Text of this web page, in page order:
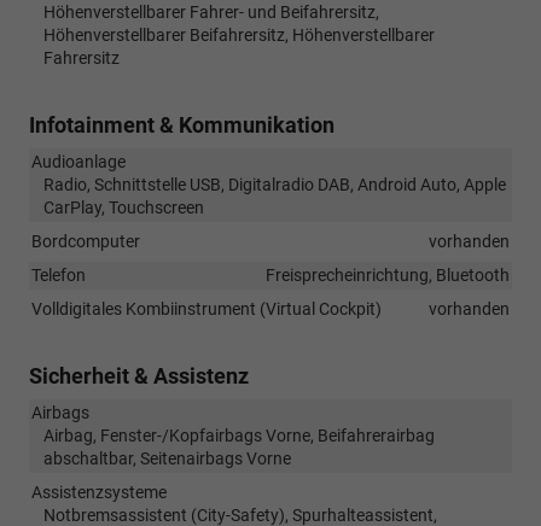
Höhenverstellbarer Fahrer- und Beifahrersitz,
Höhenverstellbarer Beifahrersitz, Höhenverstellbarer
Fahrersitz
Infotainment & Kommunikation
Audioanlage
Radio, Schnittstelle USB, Digitalradio DAB, Android Auto, Apple
CarPlay, Touchscreen
Bordcomputer
vorhanden
Telefon
Freisprecheinrichtung, Bluetooth
Volldigitales Kombiinstrument (Virtual Cockpit)
vorhanden
Sicherheit & Assistenz
Airbags
Airbag, Fenster-/Kopfairbags Vorne, Beifahrerairbag
abschaltbar, Seitenairbags Vorne
Assistenzsysteme
Notbremsassistent (City-Safety), Spurhalteassistent,